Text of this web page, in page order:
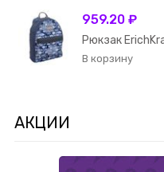
959.20 ₽
Рюкзак
АКЦИИ